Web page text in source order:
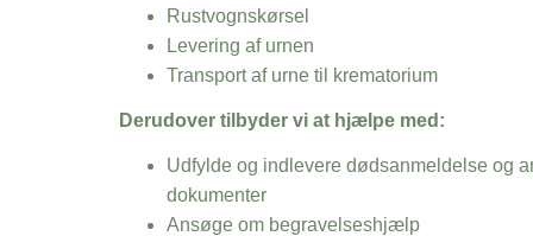
Rustvognskørsel
Levering af urnen
Transport af urne til krematorium
Derudover tilbyder vi at hjælpe med:
Udfylde og indlevere dødsanmeldelse og
dokumenter
Ansøge om begravelseshjælp